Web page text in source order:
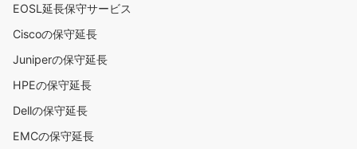
EOSL延長保守サービス
Ciscoの保守延長
Juniperの保守延長
HPEの保守延長
Dellの保守延長
EMCの保守延長